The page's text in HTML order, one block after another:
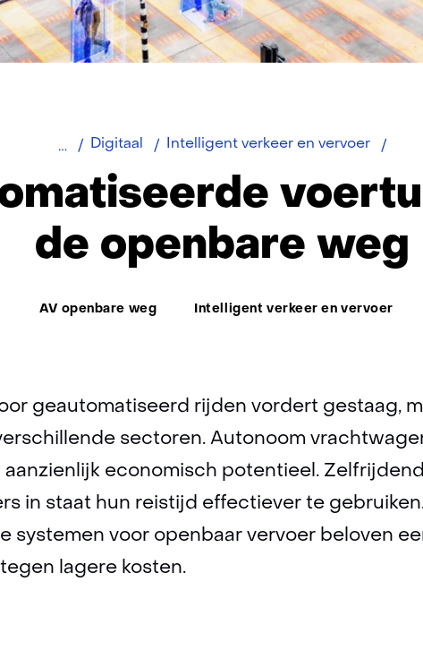
Digitaal Intelligent verkeer en vervoer
de openbare weg
Thema:
AV openbare weg Intelligent verkeer en vervoer
geautomatiseerd rijden vordert gestaag,
sectoren. Autonoom
economisch potentieel.
in staat hun reistijd effectiever te
systemen voor openbaar vervoer beloven
lagere kosten.